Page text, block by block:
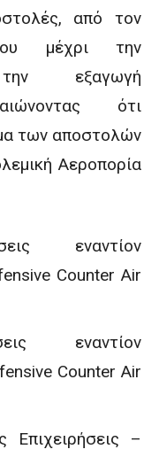
από τον
μέχρι την
εξαγωγή
ότι
των αποστολών
Αεροπορία
εναντίον
Counter Air
εναντίον
Counter Air
Επιχειρήσεις –